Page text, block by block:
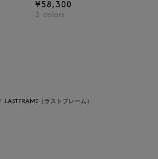
¥58,300
2 colors
LASTFRAME（ラストフレーム）